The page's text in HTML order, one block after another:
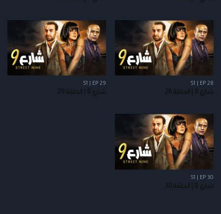
S1 | EP 28
شارع 9 | الحلقة 28
S1 | EP 29
شارع 9 | الحلقة 29
S1 | EP 30
شارع 9 | الحلقة 30